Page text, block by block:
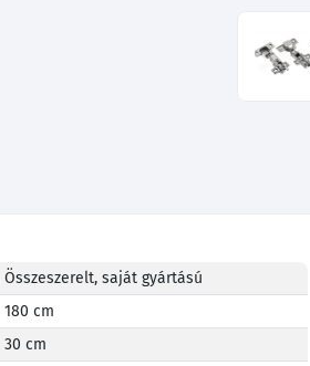
Összeszerelt, saját gyártású
180 cm
30 cm